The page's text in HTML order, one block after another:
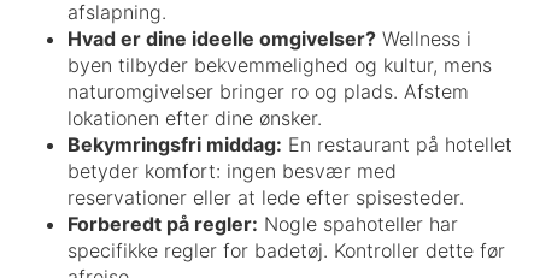
afslapning.
Hvad er dine ideelle omgivelser? Wellness i
byen tilbyder bekvemmelighed og kultur, mens
naturomgivelser bringer ro og plads. Afstem
lokationen efter dine ønsker.
Bekymringsfri middag: En restaurant på hotellet
betyder komfort: ingen besvær med
reservationer eller at lede efter spisesteder.
Forberedt på regler: Nogle spahoteller har
specifikke regler for badetøj. Kontroller dette før